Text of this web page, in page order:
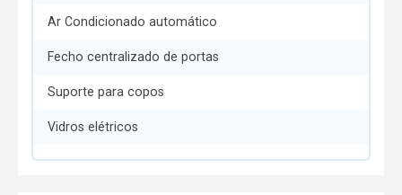
Ar Condicionado automático
Fecho centralizado de portas
Suporte para copos
Vidros elétricos